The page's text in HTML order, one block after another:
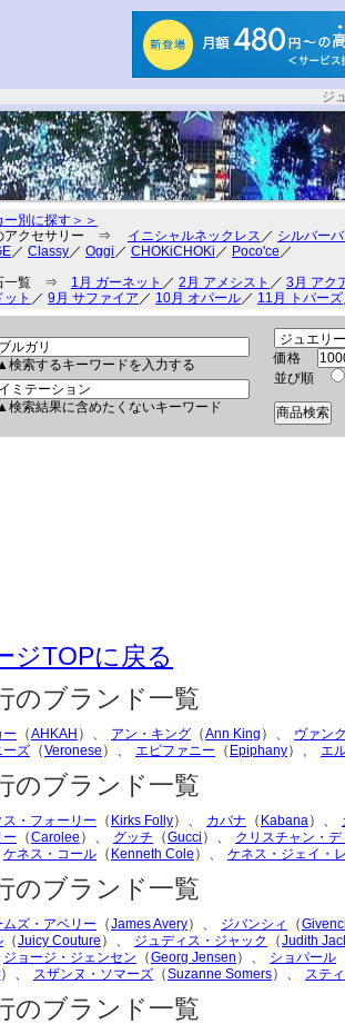
ジ
ー別に探す＞＞
アクセサリー ⇒ イニシャルネックレス ／ シルバー
／ Classy ／ Oggi ／ CHOKiCHOKi ／ Poco'ce ／
一覧 ⇒ 1月 ガーネット ／ 2月 アメシスト ／ 3月 アク
ト ／ 9月 サファイア ／ 10月 オパール ／ 11月 トパーズ
▲検索するキーワードを入力する
▲検索結果に含めたくないキーワード
価格
並び順
ジTOPに戻る
のブランド一覧
ー （AHKAH ）、 アン・キング （Ann King ）、
ヴァン
ーズ （Veronese ）、 エピファニー （ Epiphany）、 エ
のブランド一覧
ス・フォーリー （ Kirks Folly）、 カバナ （ Kabana ）、
ー
（Carolee ）、 グッチ （Gucci ）、
クリスチャン・
ケネス・コール （ Kenneth Cole ）、 ケネス・ジェイ・
のブランド一覧
ムズ・アベリー （James Avery）、 ジバンシィ （
（Juicy Couture ）、 ジュディス・ジャック （Judith
ジョージ・ジェンセン （Georg Jensen ）、 ショパール
）、 スザンヌ・ソマーズ （Suzanne Somers）、 ステ
のブランド一覧